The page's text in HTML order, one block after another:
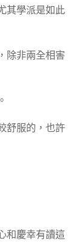
其學派是如此
除非兩全相害
舒服的，也許
和慶幸有讀這